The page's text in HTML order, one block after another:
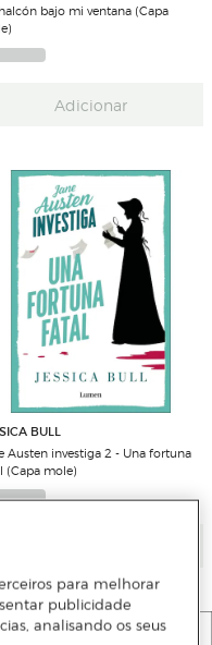
bajo mi ventana (Capa
Adicionar
BULL
Austen investiga 2 - Una fortuna
(Capa mole)
para melhorar
publicidade
analisando os seus